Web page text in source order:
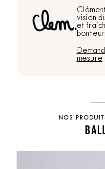
vision
et
mesure
NOS